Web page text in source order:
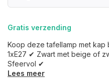
Gratis verzending
Koop deze tafellamp met
1xE27 ✔ Zwart met beige of
Sfeervol ✔
Lees meer